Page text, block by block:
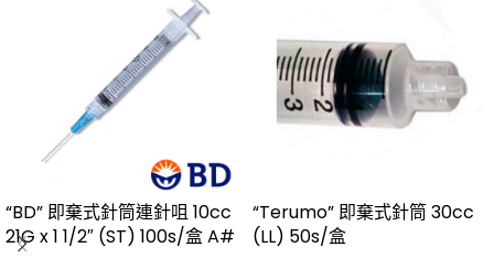
“BD” 即棄式針筒連針咀 10cc
21G x 1 1/2″ (ST) 100s/盒 A#
“Terumo” 即棄式針筒 30cc
(LL) 50s/盒